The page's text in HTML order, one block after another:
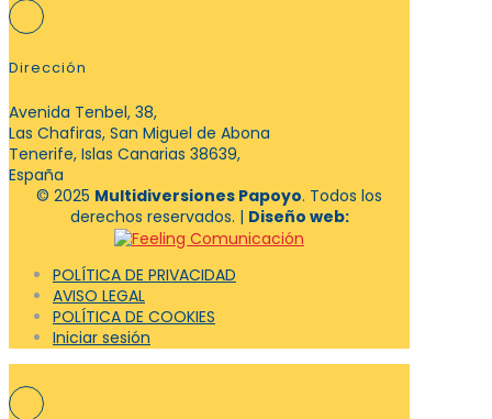
Dirección
Avenida Tenbel, 38,
Las Chafiras, San Miguel de Abona
Tenerife, Islas Canarias 38639,
España
© 2025 Multidiversiones Papoyo. Todos los
derechos reservados. | Diseño web:
POLÍTICA DE PRIVACIDAD
AVISO LEGAL
POLÍTICA DE COOKIES
Iniciar sesión